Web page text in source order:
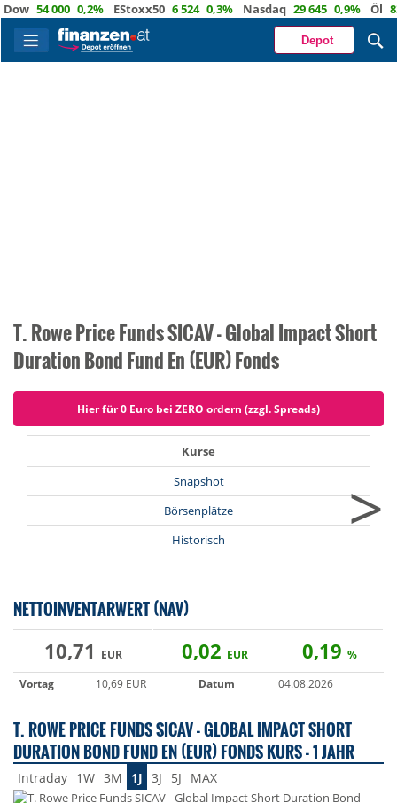
54 000 0,2% EStoxx50 6 524 0,3% Nasdaq 29 645 0,9% Öl 83,4
Depot
T. Rowe Price Funds SICAV - Global Impact Short
Duration Bond Fund En (EUR) Fonds
Hier für 0 Euro bei ZERO ordern (zzgl. Spreads)
Kurse
Snapshot
Börsenplätze
Historisch
>
NETTOINVENTARWERT (NAV)
10,71 EUR 0,02 EUR 0,19 %
Vortag
10,69 EUR Datum 04.08.2026
T. ROWE PRICE FUNDS SICAV - GLOBAL IMPACT SHORT
DURATION BOND FUND EN (EUR) FONDS KURS - 1 JAHR
Intraday 1W 3M 1J 3J 5J MAX